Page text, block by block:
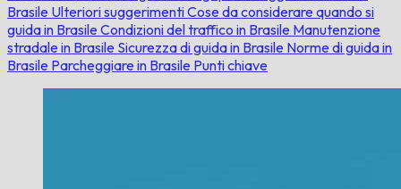
Brasile Ulteriori suggerimentiCose da considerare quando si
guida in Brasile Condizioni del traffico in Brasile Manutenzione
stradale in Brasile Sicurezza di guida in Brasile Norme di guida in
Brasile Parcheggiare in Brasile Punti chiave